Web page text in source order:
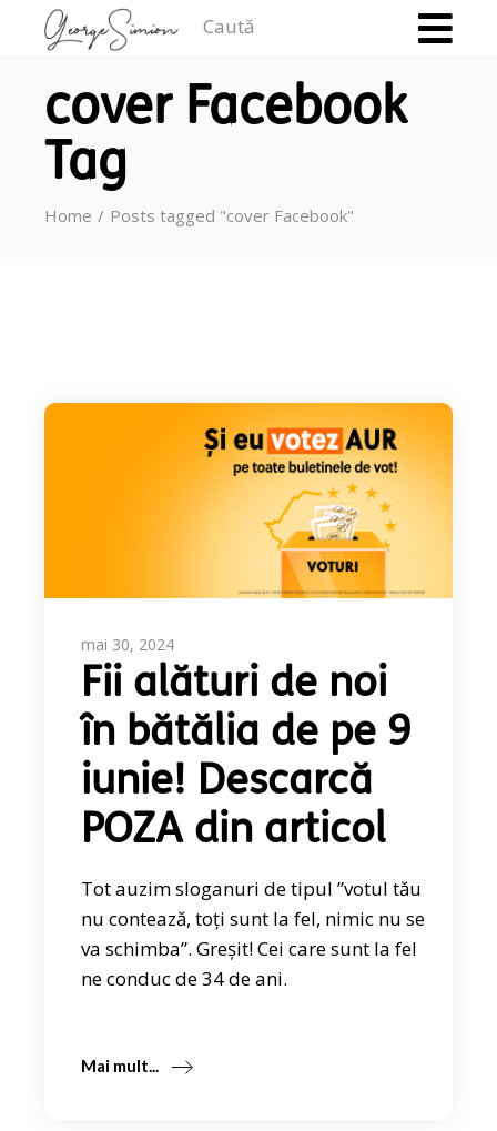
cover Facebook
Tag
Home Posts tagged "cover Facebook"
mai 30, 2024
Fii alături de noi
în bătălia de pe 9
iunie! Descarcă
POZA din articol
Tot auzim sloganuri de tipul ”votul tău
nu contează, toți sunt la fel, nimic nu se
va schimba”. Greșit! Cei care sunt la fel
ne conduc de 34 de ani.
Mai mult...